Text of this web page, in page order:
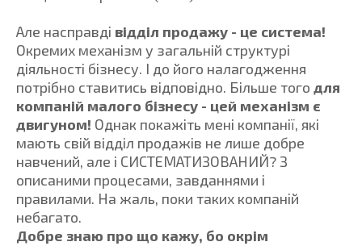
Але насправді відділ продажу - це система!
Окремих механізм у загальній структурі
діяльності бізнесу. І до його налагодження
потрібно ставитись відповідно. Більше того для
компаній малого бізнесу - цей механізм є
двигуном! Однак покажіть мені компанії, які
мають свій відділ продажів не лише добре
навчений, але і СИСТЕМАТИЗОВАНИЙ? З
описаними процесами, завданнями і
правилами. На жаль, поки таких компаній
небагато.
Добре знаю про що кажу, бо окрім